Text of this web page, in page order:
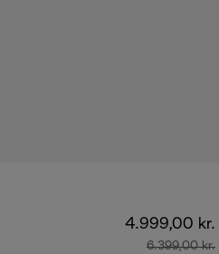
4.999,00 kr.
6.399,00 kr.